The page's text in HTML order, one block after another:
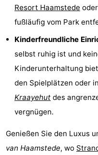
Natur
Duin
-
Katwijk
Scheveningen
Haag
Rotterdam
-
Resort Haamstede
fußläufig vom Park
Kinderfreundliche
selbst ruhig ist und
Kinderunterhaltung
den Spielplätzen oder
Kraayehut des
vergnügen.
Genießen Sie den Luxus
van Haamstede, wo